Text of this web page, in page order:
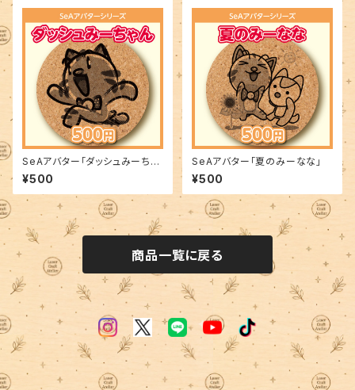
SeAアバター「ダッシュみーちゃ
ん」
¥500
SeAアバター「夏のみーなな」
¥500
商品一覧に戻る